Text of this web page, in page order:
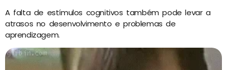
A falta de estímulos cognitivos também pode levar a
atrasos no desenvolvimento e problemas de
aprendizagem.